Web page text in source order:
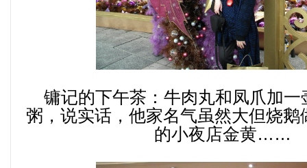
镛记的下午茶：牛肉丸和凤爪加
粥，说实话，他家名气虽然大但烧鹅
的小夜店金黄……